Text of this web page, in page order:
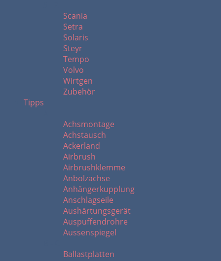
Scania
Setra
Solaris
Steyr
Tempo
Volvo
Wirtgen
Zubehör
Tipps
Achsmontage
Achstausch
Ackerland
Airbrush
Airbrushklemme
Anbolzachse
Anhängerkupplung
Anschlagseile
Aushärtungsgerät
Auspuffendrohre
Aussenspiegel
Ballastplatten